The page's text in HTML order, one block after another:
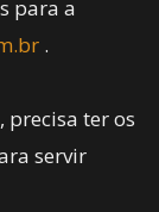
para a
.
precisa ter os
servir